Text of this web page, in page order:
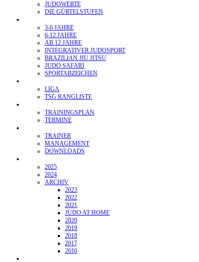
JUDOWERTE
DIE GÜRTELSTUFEN
3-6 JAHRE
6-12 JAHRE
AB 12 JAHRE
INTEGRATIVER JUDOSPORT
BRAZILIAN JIU JITSU
JUDO SAFARI
SPORTABZEICHEN
LIGA
TSG RANGLISTE
TRAININGSPLAN
TERMINE
TRAINER
MANAGEMENT
DOWNLOADS
2025
2024
ARCHIV
2023
2022
2021
JUDO AT HOME
2020
2019
2018
2017
2016